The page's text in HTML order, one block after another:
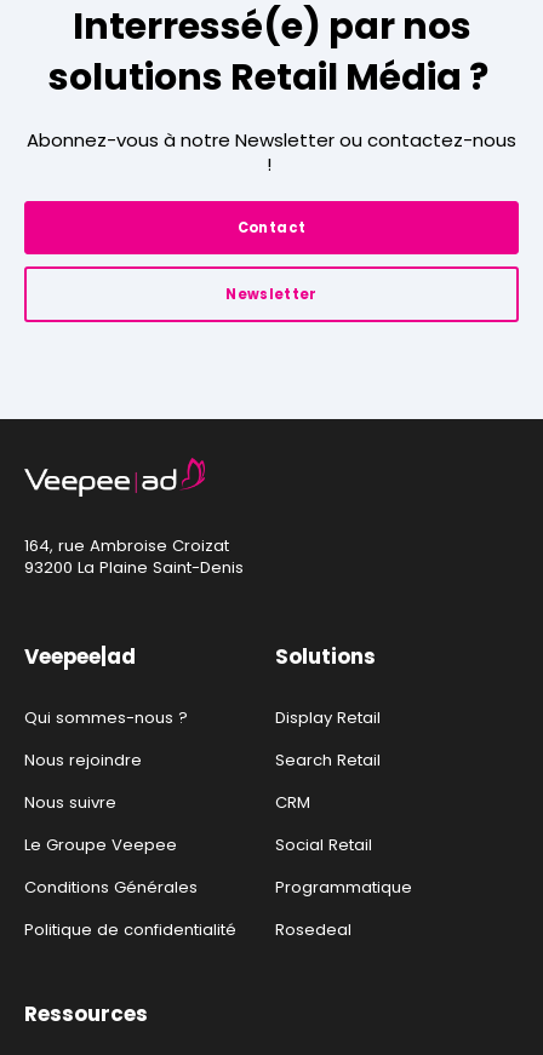
Interressé(e) par nos
solutions Retail Média ?
Abonnez-vous à notre Newsletter ou contactez-nous
!
Contact
Newsletter
164, rue Ambroise Croizat
93200 La Plaine Saint-Denis
Veepee|ad
Qui sommes-nous ?
Nous rejoindre
Nous suivre
Le Groupe Veepee
Conditions Générales
Politique de confidentialité
Solutions
Display Retail
Search Retail
CRM
Social Retail
Programmatique
Rosedeal
Ressources